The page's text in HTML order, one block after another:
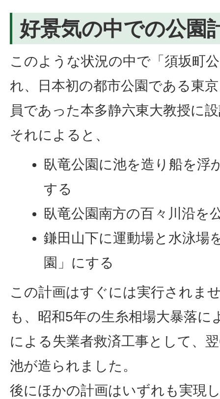
好景気の中での公園
このような状況の中で「須坂町
れ、日本初の都市公園である東
員であった本多静六東大教授に
それによると、
臥竜公園に池を造り船を浮
する
臥竜公園南方の百々川沿を
鎌田山下に運動場と水泳場
園」にする
この計画はすぐには実行されま
も、昭和5年の生糸相場大暴落に
による失業者救済工事として、
池が造られました。
後にほかの計画はいずれも実現